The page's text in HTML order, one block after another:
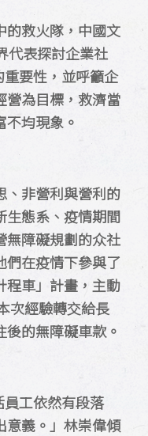
的救火隊，中國文
代表探討企業社
重要性，並呼籲企
營為目標，救濟當
均現象。
、非營利與營利的
生態系、疫情期間
無障礙規劃的众社
們在疫情下參與了
程車」計畫，主動
次經驗轉交給長
的無障礙車款。
員工依然有段落
意義。」林崇偉傾